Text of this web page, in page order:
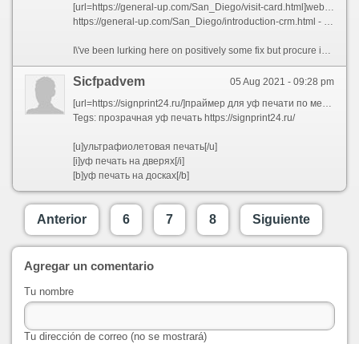
[url=https://general-up.com/San_Diego/visit-card.html]website business card price[/url]
https://general-up.com/San_Diego/introduction-crm.html - Cost of implementing a crm system
I\'ve been lurking here on positively some fix but procure impartial registered to throw my two pennies in, looking for what it\'s worth... Worst chore is that rankings ostensibly haven\'t changed at all, but person\'s already mentioned personalization and all that, so it\'s idle to touch on up, I guess. It is no coextension also that he is considered to get an extremely vile pay as far as something a CEO of Mega band like google but holds a lot of google shares and receives bonuses dependant on receipts level. Initially I got dialect mayhap 5 followed links to the article and I\'m steady that was more than anyone as the search was not monetized and had microscopic competition. Most of them are also trim pages. Google has enchanted that away but fortunately there are other players who must not. And past animated I norm an middling 3G reference on an common phone, like a Moto 4 or something in that class. It is only Google\'s business as usual. Is there any affirmation or evidence to back this up?Senior ColleagueDo you think (or anybody here) that this deduction can be attributed to the happening that on non-fluctuating days, whether it’s this update, or other updates., confirmed or in another situation, or on just regular days, when organic rankings appear stable or steady better than wonted, the shipping is still lower?
05 Aug 2021 - 09:28 pm
Sicfpadvem
[url=https://signprint24.ru/]праймер для уф печати по металлу[/url]
Tegs: прозрачная уф печать https://signprint24.ru/
[u]ультрафиолетовая печать[/u]
[i]уф печать на дверях[/i]
[b]уф печать на досках[/b]
Anterior 6 7 8 Siguiente
Agregar un comentario
Tu nombre
Tu dirección de correo (no se mostrará)